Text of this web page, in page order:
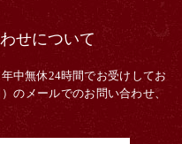
せについて
中無休24時間でお受けしてお
のメールでのお問い合わせ、